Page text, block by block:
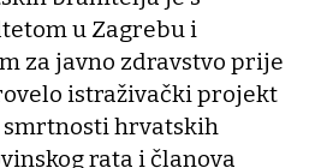
u Zagrebu i
za javno zdravstvo prije
istraživački projekt
smrtnosti hrvatskih
rata i članova